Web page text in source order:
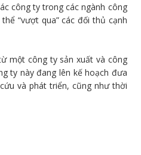
công ty trong các ngành công
“vượt qua” các đối thủ cạnh
một công ty sản xuất và công
ty này đang lên kế hoạch đưa
và phát triển, cũng như thời